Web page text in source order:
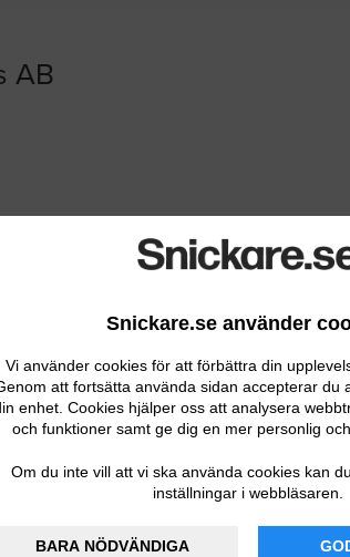
Snickare.se använder
Vi använder cookies för att förbättra din
att fortsätta använda sidan accepterar du
enhet. Cookies hjälper oss att analysera
och funktioner samt ge dig en mer personlig
Om du inte vill att vi ska använda cookies kan
inställningar i webbläsaren.
BARA NÖDVÄNDIGA
AB
FÖRETAG